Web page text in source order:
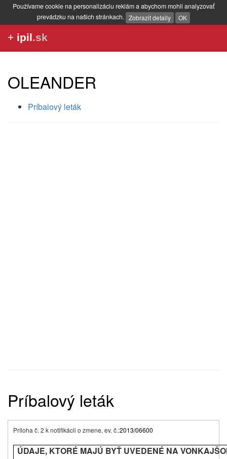
Používame cookie na personalizáciu reklám a abychom mohli analyzovať
prevádzku na našich stránkach. Zobrazit detaily OK
+ ipil.sk
OLEANDER
Príbalový leták
Príbalový leták
Príloha č. 2 k notifikácii o zmene, ev. č.:2013/06600
ÚDAJE, KTORÉ MAJÚ BYŤ UVEDENÉ NA